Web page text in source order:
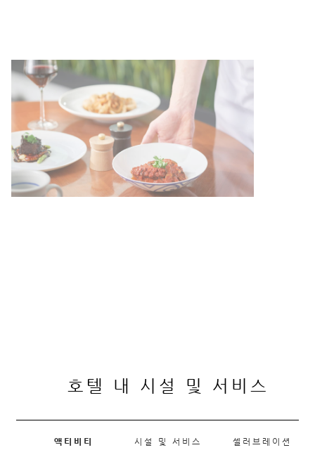
호텔 내 시설 및 서비스
액티비티 시설 및 서비스 셀러브레이션